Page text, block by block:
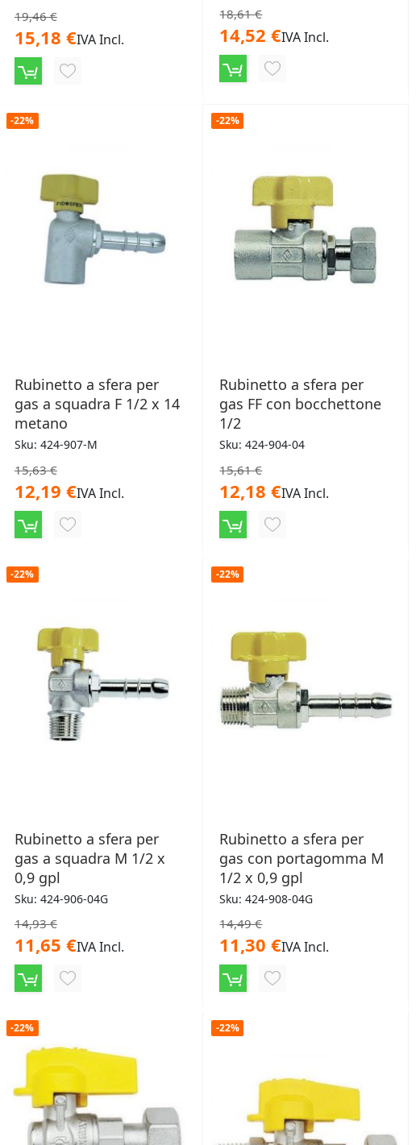
19,46 €
15,18 €IVA Incl.
AGGIUNGI
18,61 €
14,52 €IVA Incl.
AGGIUNGI
-22%
Rubinetto a sfera per
gas a squadra F 1/2 x 14
metano
Sku: 424-907-M
15,63 €
12,19 €IVA Incl.
AGGIUNGI
-22%
Rubinetto a sfera per
gas FF con bocchettone
1/2
Sku: 424-904-04
15,61 €
12,18 €IVA Incl.
AGGIUNGI
-22%
Rubinetto a sfera per
gas a squadra M 1/2 x
0,9 gpl
Sku: 424-906-04G
14,93 €
11,65 €IVA Incl.
AGGIUNGI
DESIDERI
-22%
Rubinetto a sfera per
gas con portagomma M
1/2 x 0,9 gpl
Sku: 424-908-04G
14,49 €
11,30 €IVA Incl.
AGGIUNGI
-22% -22%